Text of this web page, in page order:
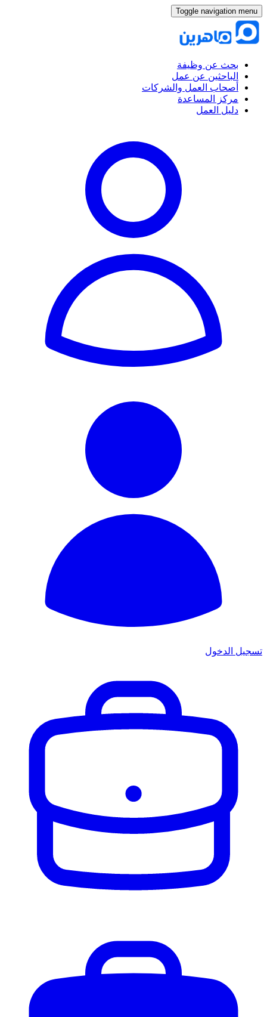
Toggle navigation menu
بحث عن وظيفة
الباحثين عن عمل
أصحاب العمل والشركات
مركز المساعدة
دليل العمل
تسجيل الدخول